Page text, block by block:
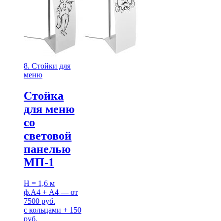
8. Стойки для
меню
Стойка
для меню
со
световой
панелью
МП-1
H = 1,6 м
ф.А4 + А4 — от
7500 руб.
с кольцами + 150
руб.